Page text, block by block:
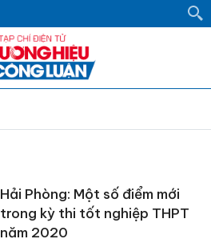
Hải Phòng: Một số điểm mới
trong kỳ thi tốt nghiệp THPT
năm 2020